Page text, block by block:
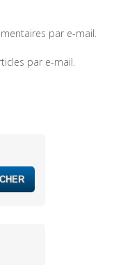
par e-mail.
par e-mail.